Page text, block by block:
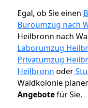
Egal, ob Sie einen
Büroumzug nach
Heilbronn nach
Laborumzug
Privatumzug
Heilbronn oder
Waldkolonie
Angebotefür Sie.